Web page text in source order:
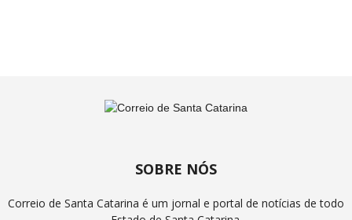
SOBRE NÓS
Correio de Santa Catarina é um jornal e portal de notícias de todo